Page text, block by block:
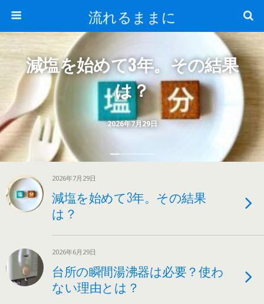
流れるままに
2026年7月29日
減塩を始めて3年。その結果
は？
2026年7月29日
減塩を始めて3年。その結果
は？
2026年6月29日
台所の瞬間湯沸器は必要？使わ
ない理由とは？